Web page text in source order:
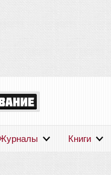
Книги